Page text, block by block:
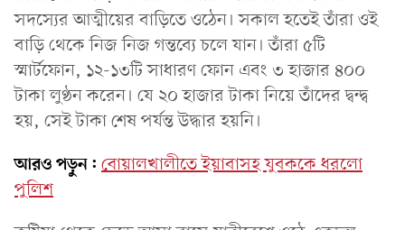
সদস্যের আত্মীয়ের বাড়িতে ওঠেন। সকাল হতেই তাঁরা ওই
বাড়ি থেকে নিজ নিজ গন্তব্যে চলে যান। তাঁরা ৫টি
স্মার্টফোন, ১২-১৩টি সাধারণ ফোন এবং ৩ হাজার ৪০০
টাকা লুণ্ঠন করেন। যে ২০ হাজার টাকা নিয়ে তাঁদের দ্বন্দ্ব
হয়, সেই টাকা শেষ পর্যন্ত উদ্ধার হয়নি।
আরও পড়ুন: বোয়ালখালীতে ইয়াবাসহ যুবককে ধরলো
পুলিশ